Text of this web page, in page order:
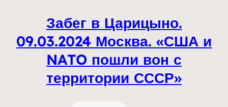
Забег в Царицыно.
09.03.2024 Москва. «США и
NATO пошли вон с
территории СССР»